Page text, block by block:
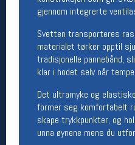
gjennom integrerte
Svetten transporteres
materialet tørker opptil
tradisjonelle pannebånd,
klar i hodet selv når
Det ultramyke og
former seg komfortabelt
skape trykkpunkter, og
unna øynene mens du
Åpningstider
Man-Fredag:
Lørdag:
Team Oslo
Magasinet
Medlemstilbud og
MELD DEG INN